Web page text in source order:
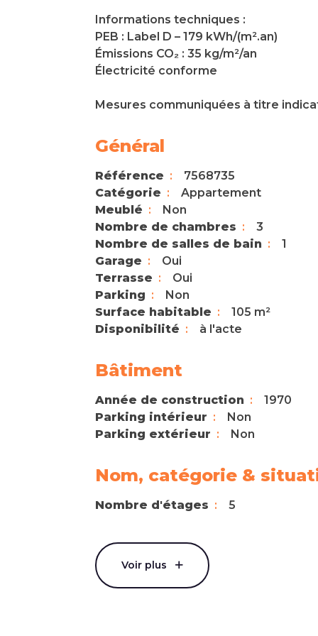
Informations techniques :
PEB : Label D – 179 kWh/(m².an)
Émissions CO₂ : 35 kg/m²/an
Électricité conforme
Mesures communiquées à titre
Général
Référence
7568735
Catégorie
Appartement
Meublé
Non
Nombre de chambres
3
Nombre de salles de bain
1
Garage
Oui
Terrasse
Oui
Parking
Non
Surface habitable
105 m²
Disponibilité
à l'acte
Bâtiment
Année de construction
1970
Parking intérieur
Non
Parking extérieur
Non
Nom, catégorie &
Nombre d'étages 5
Voir plus